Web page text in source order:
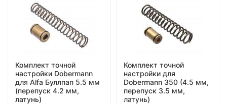
Комплект точной
настройки Dobermann
для Alfa Буллпап 5.5 мм
(перепуск 4.2 мм,
латунь)
Комплект точной
настройки для
Dobermann 350 (4.5 мм,
перепуск 3.5 мм,
латунь)